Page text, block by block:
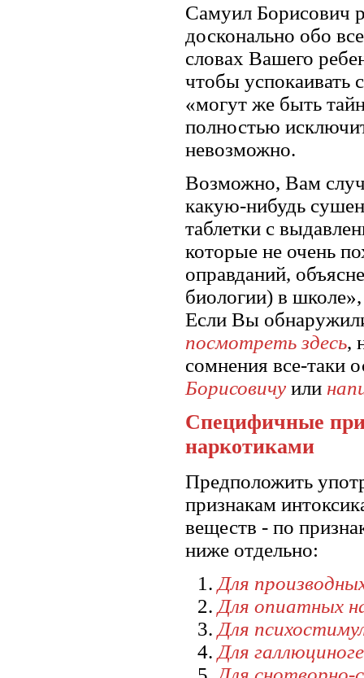
Самуил Борисович
досконально обо
словах Вашего
чтобы успокаивать
«могут же быть
полностью
невозможно.
Возможно, Вам
какую-нибудь
таблетки с
которые не очень
оправданий,
биологии) в
Если Вы
посмотреть здесь,
сомнения все-таки
Борисовичу или
Специфичные
наркотиками
Предположить
признакам
веществ - по
ниже отдельно:
Для
Для опиатных
Для
Для